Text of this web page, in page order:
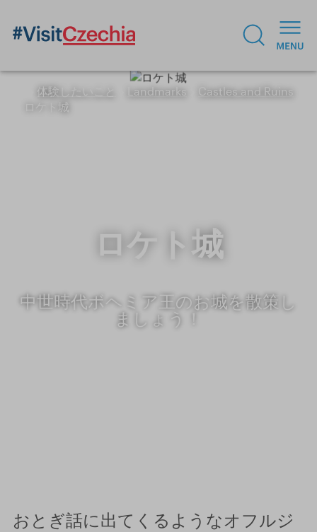
体験したいこと Landmarks
Castles and Ruins
ロケト城
ロケト城
中世時代ボヘミア王のお城を散策し
ましょう！
おとぎ話に出てくるようなオフルジ